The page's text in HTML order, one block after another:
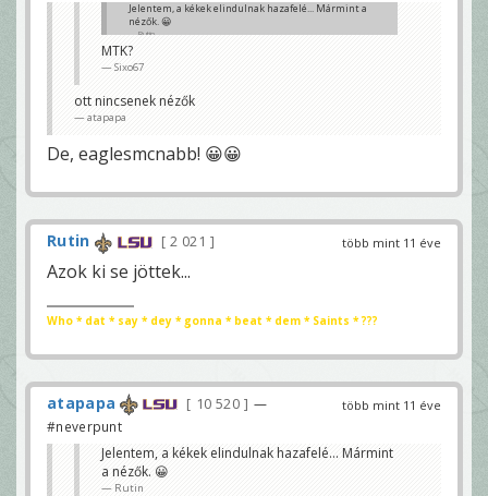
Jelentem, a kékek elindulnak hazafelé... Mármint a
nézők. 😀
Rutin
MTK?
Sixo67
ott nincsenek nézők
atapapa
De, eaglesmcnabb! 😀😀
több mint 11 éve
Rutin 2 021
Azok ki se jöttek...
Who * dat * say * dey * gonna * beat * dem * Saints * ???
több mint 11 éve
atapapa 10 520
—
#neverpunt
Jelentem, a kékek elindulnak hazafelé... Mármint
a nézők. 😀
Rutin